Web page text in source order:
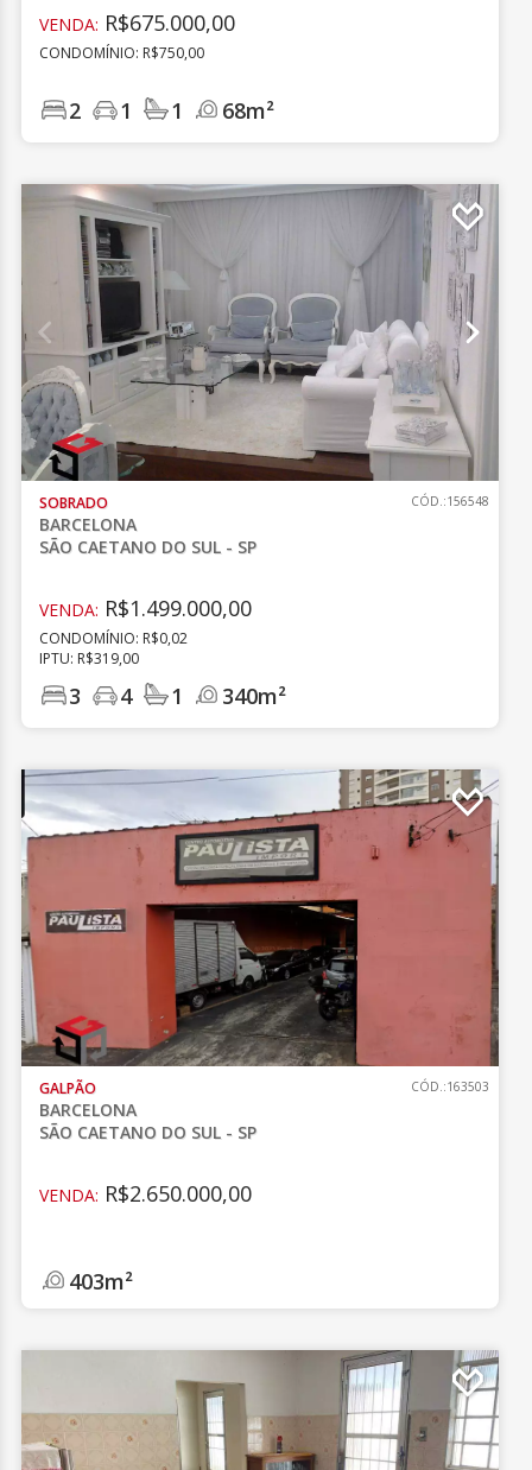
VENDA: R$675.000,00
CONDOMÍNIO: R$750,00
2 1 1 68m²
SOBRADO
BARCELONA
SÃO CAETANO DO SUL - SP
CÓD.:156548
VENDA: R$1.499.000,00
CONDOMÍNIO: R$0,02
IPTU: R$319,00
3 4 1 340m²
GALPÃO
BARCELONA
SÃO CAETANO DO SUL - SP
CÓD.:163503
VENDA: R$2.650.000,00
403m²